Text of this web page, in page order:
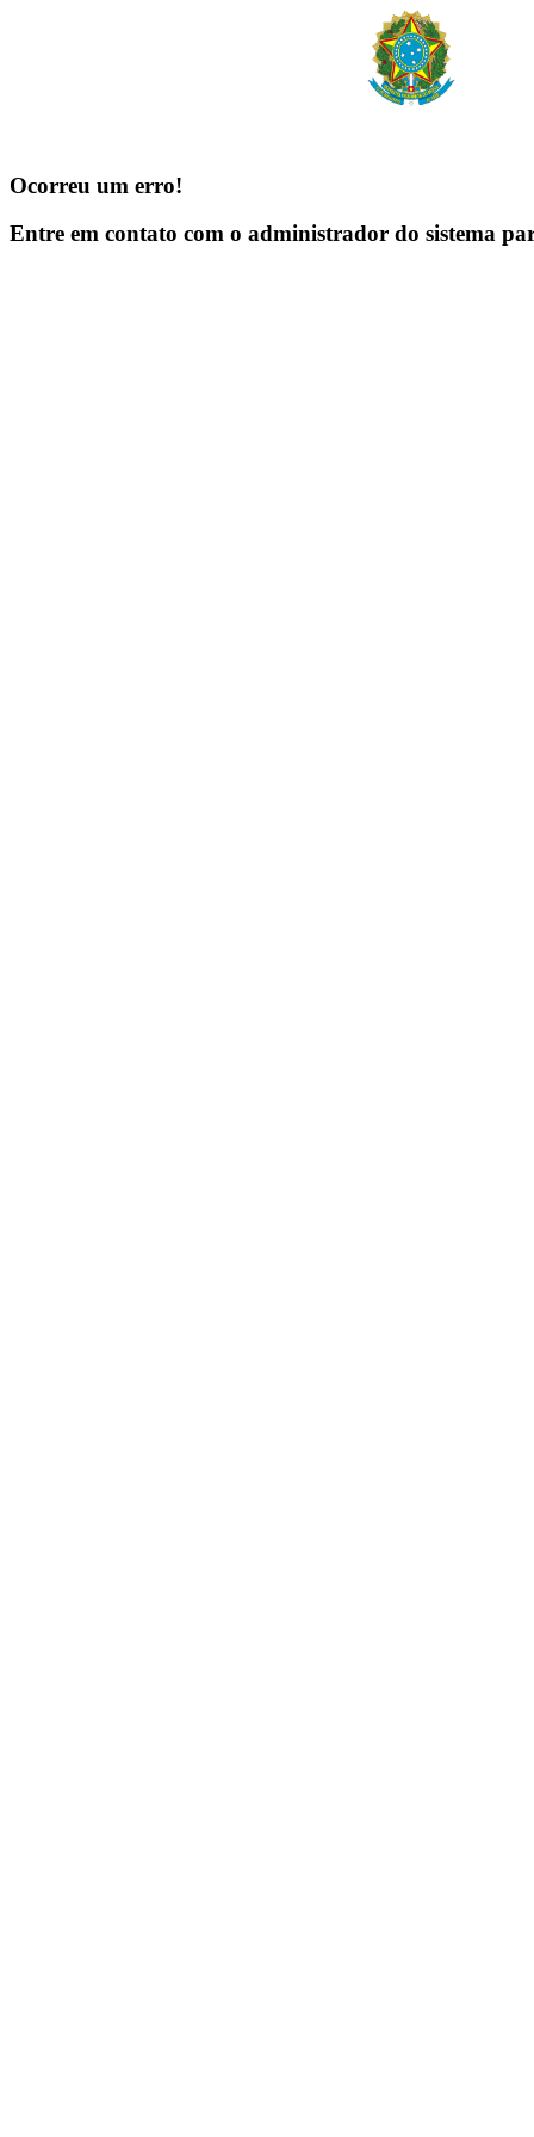
Ocorreu um erro!
Entre em contato com o administrador do sistema